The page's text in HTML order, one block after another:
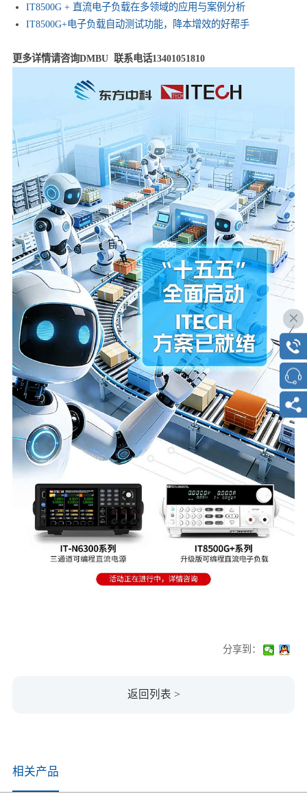
IT8500G + 直流电子负载在多领域的应用与案例分析
IT8500G+电子负载自动测试功能，降本增效的好帮手
更多详情请咨询DMBU 联系电话13401051810
分享到：
返回列表 >
相关产品